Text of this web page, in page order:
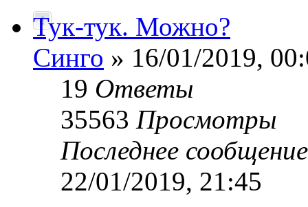
Тук-тук. Можно?
Синго » 16/01/2019,
19 Ответы
35563 Просмотры
Последнее
22/01/2019, 21:45